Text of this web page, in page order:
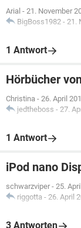
Arial - 21. November
BigBoss1982 - 21.
1 Antwort
Hörbücher
Christina - 26. April
jedtheboss - 27.
1 Antwort
iPod nano
schwarzviper - 25.
riggotta - 26. April
3 Antworten